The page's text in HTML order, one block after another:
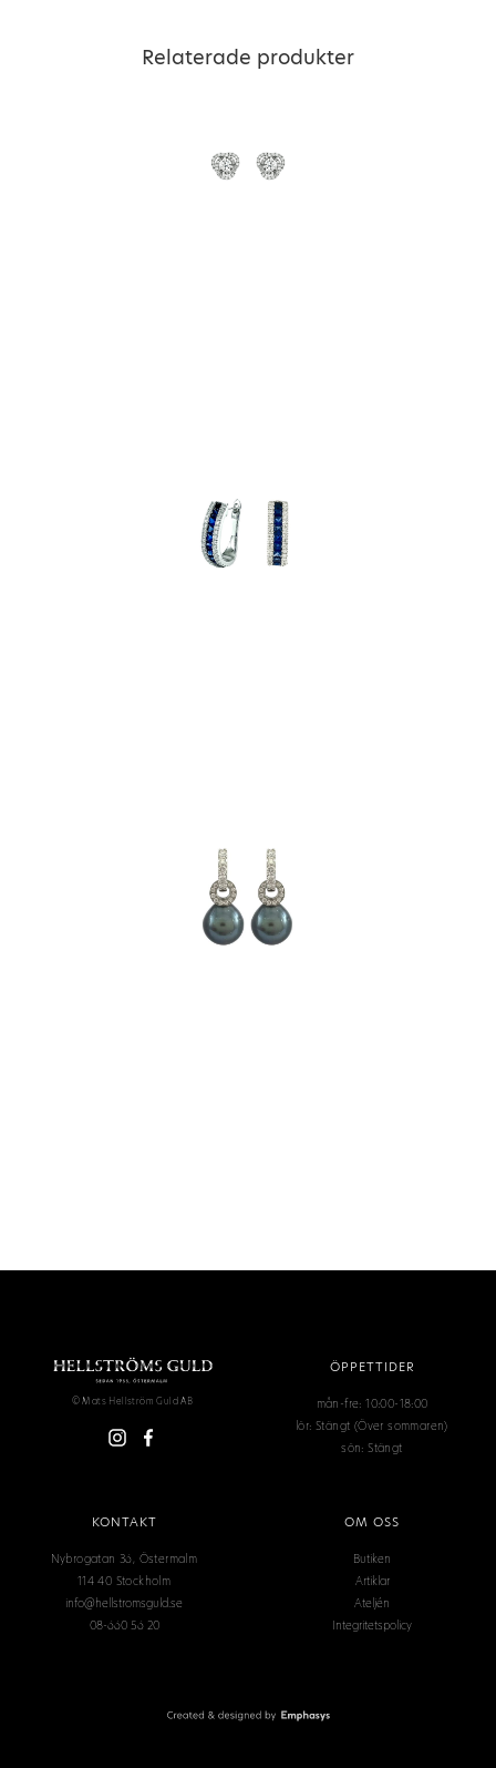
Relaterade produkter
© Mats Hellström Guld AB
ÖPPETTIDER
mån-fre: 10:00-18:00
lör: Stängt (Över sommaren)
sön: Stängt
KONTAKT
Nybrogatan 36, Östermalm
114 40 Stockholm
info@hellstromsguld.se
08-660 56 20
OM OSS
Butiken
Artiklar
Ateljén
Integritetspolicy